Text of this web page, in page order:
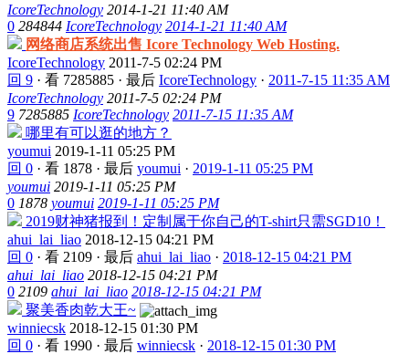
IcoreTechnology 2014-1-21 11:40 AM
0 284844 IcoreTechnology 2014-1-21 11:40 AM
网络商店系统出售 Icore Technology Web Hosting.
IcoreTechnology 2011-7-5 02:24 PM
回 9 · 看 7285885 · 最后 IcoreTechnology · 2011-7-15 11:35 AM
IcoreTechnology 2011-7-5 02:24 PM
9 7285885 IcoreTechnology 2011-7-15 11:35 AM
哪里有可以逛的地方？
youmui 2019-1-11 05:25 PM
回 0 · 看 1878 · 最后 youmui · 2019-1-11 05:25 PM
youmui 2019-1-11 05:25 PM
0 1878 youmui 2019-1-11 05:25 PM
2019财神猪报到！定制属于你自己的T-shirt只需SGD10！
ahui_lai_liao 2018-12-15 04:21 PM
回 0 · 看 2109 · 最后 ahui_lai_liao · 2018-12-15 04:21 PM
ahui_lai_liao 2018-12-15 04:21 PM
0 2109 ahui_lai_liao 2018-12-15 04:21 PM
聚美香肉乾大王~
winniecsk 2018-12-15 01:30 PM
回 0 · 看 1990 · 最后 winniecsk · 2018-12-15 01:30 PM